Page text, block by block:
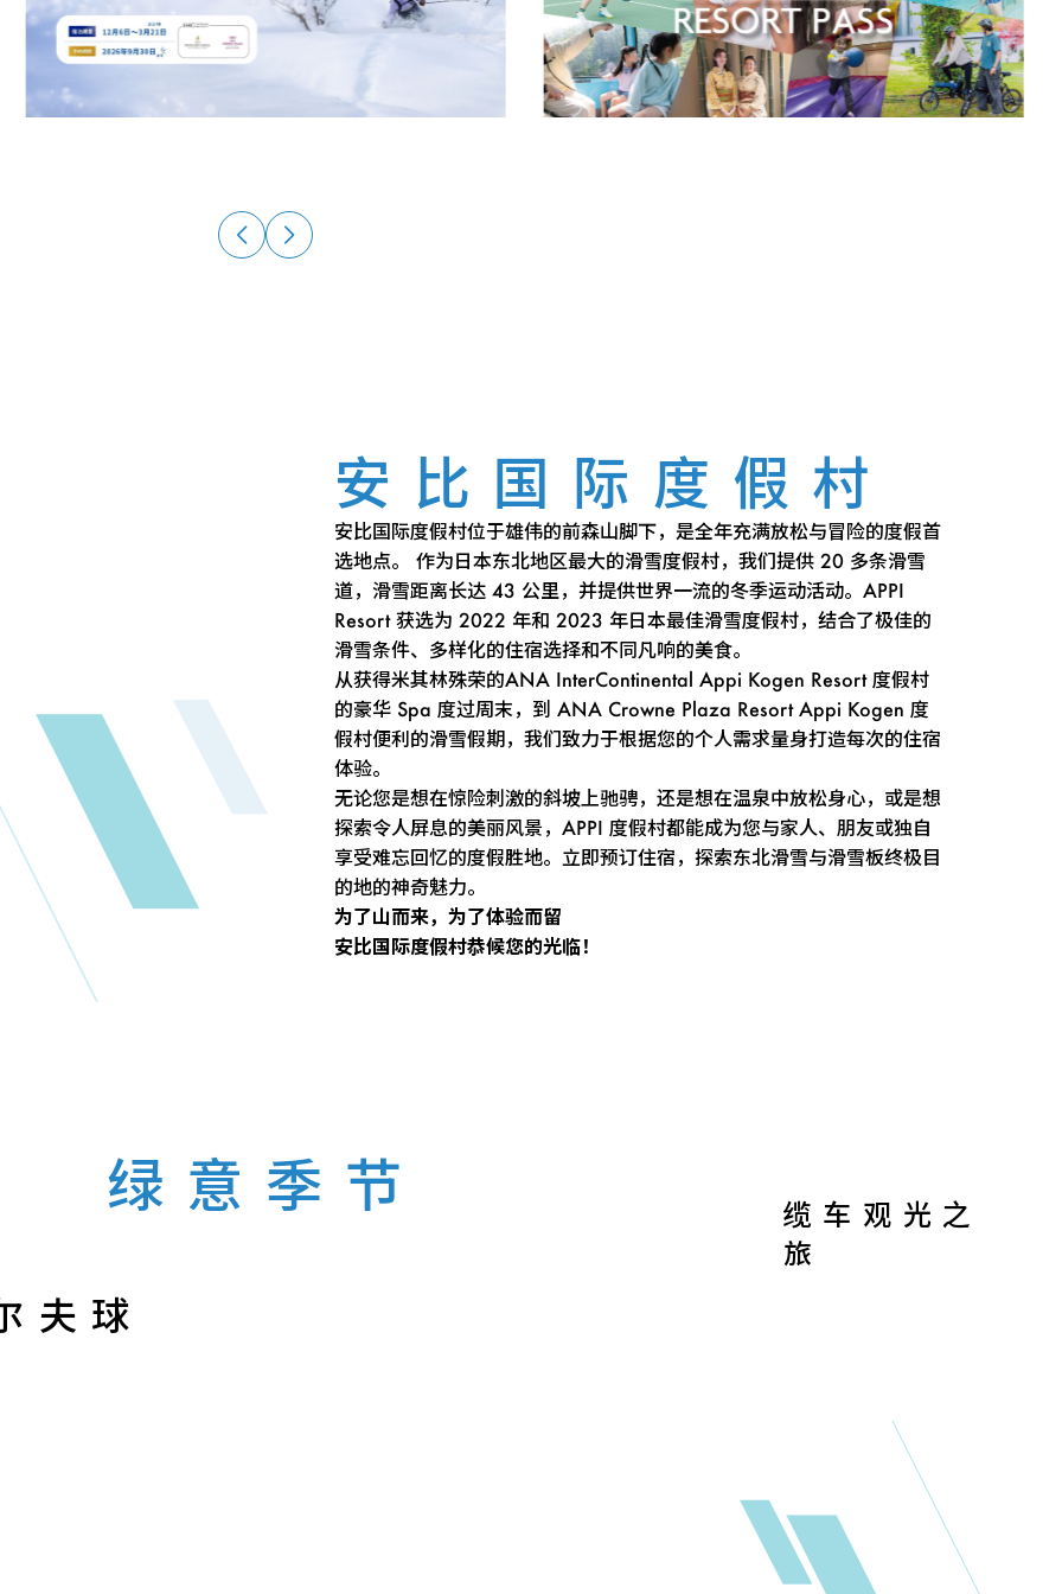
安比国际度假村
安比国际度假村位于雄伟的前森山脚下，是全年充满放松与冒险的度假首
选地点。 作为日本东北地区最大的滑雪度假村，我们提供 20 多条滑雪
道，滑雪距离长达 43 公里，并提供世界一流的冬季运动活动。APPI
Resort 获选为 2022 年和 2023 年日本最佳滑雪度假村，结合了极佳的
滑雪条件、多样化的住宿选择和不同凡响的美食。
从获得米其林殊荣的ANA InterContinental Appi Kogen Resort 度假村
的豪华 Spa 度过周末，到 ANA Crowne Plaza Resort Appi Kogen 度
假村便利的滑雪假期，我们致力于根据您的个人需求量身打造每次的住宿
体验。
无论您是想在惊险刺激的斜坡上驰骋，还是想在温泉中放松身心，或是想
探索令人屏息的美丽风景，APPI 度假村都能成为您与家人、朋友或独自
享受难忘回忆的度假胜地。立即预订住宿，探索东北滑雪与滑雪板终极目
的地的神奇魅力。
为了山而来，为了体验而留
安比国际度假村恭候您的光临！
绿意季节
夫球
缆车观光之
旅